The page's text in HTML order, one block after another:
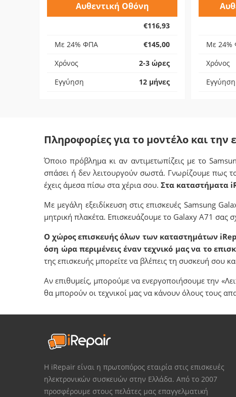
Αυθεντική Οθόνη
€116,93
Με 24% ΦΠΑ
€145,00
Χρόνος
2-3 ώρες
Εγγύηση
12 μήνες
Με 24%
Χρόνος
Εγγύηση
Πληροφορίες για το μοντέλο και την
Όποιο πρόβλημα κι αν αντιμετωπίζεις με το
σπάσει ή δεν λειτουργούν σωστά. Γνωρίζουμε πως
έχεις άμεσα πίσω στα χέρια σου. Στα καταστήματα
Με μεγάλη εξειδίκευση στις επισκευές Samsung
μητρική πλακέτα. Επισκευάζουμε το Galaxy Α71 σας
Ο χώρος επισκευής όλων των καταστημάτων
όση ώρα περιμένεις έναν τεχνικό μας να το
της επισκευής μπορείτε να βλέπεις τη συσκευή
Αν επιθυμείς, μπορούμε να ενεργοποιήσουμε την
θα μπορούν οι τεχνικοί μας να κάνουν όλους τους
Η iRepair είναι η πρωτοπόρος εταιρία στις επισκευές
ηλεκτρονικών συσκευών στην Ελλάδα. Από το 2007
προσφέρουμε στους πελάτες μας επαγγελματική